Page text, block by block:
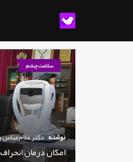
سلامت چشم
نوشته دکتر غلام‌عباس
امکان درمان